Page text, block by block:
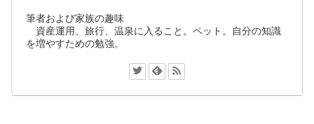
筆者および家族の趣味
資産運用、旅行、温泉に入ること。ペット。自分の知識
を増やすための勉強。